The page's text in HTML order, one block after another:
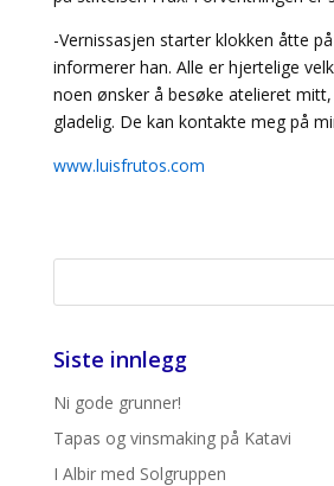
-Vernissasjen starter klokken åtte
informerer han. Alle er hjertelige
noen ønsker å besøke atelieret
gladelig. De kan kontakte meg på
www.luisfrutos.com
Siste innlegg
Ni gode grunner!
Tapas og vinsmaking på Katavi
I Albir med Solgruppen